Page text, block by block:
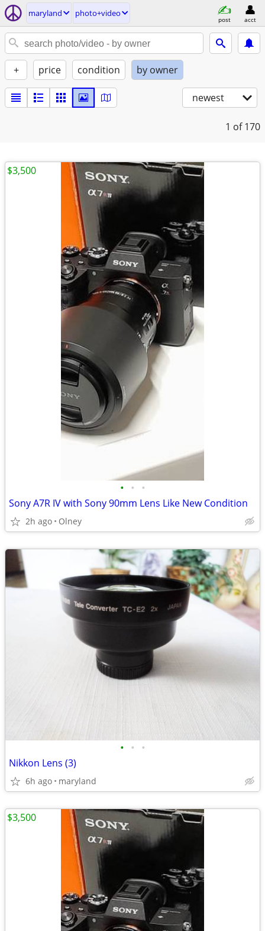
maryland photo+video
post acct
+ price condition by owner
newest
1 of 170
• • •
Sony A7R IV with Sony 90mm Lens Like New Condition
2h ago Olney
$3,500
• • •
Nikkon Lens (3)
6h ago maryland
$3,500